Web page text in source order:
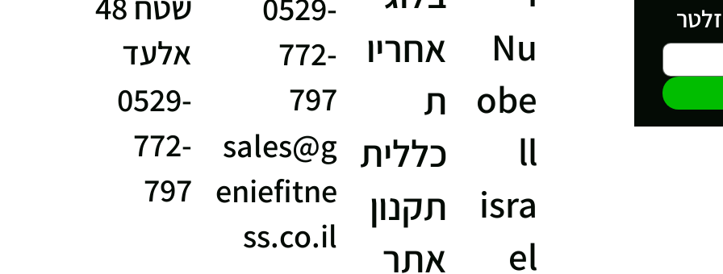
אחריו
ת
כללית
תקנון
אתר
Nu
obe
ll
isra
el
772-
797
sales@g
eniefitne
ss.co.il
אלעד
0529-
772-
797